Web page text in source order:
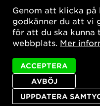
What Matter_s
Integritetspolicy
Cookie-inställningar
© 2026 Form/Design Center
Genom att klicka
godkänner du att vi
för att du ska
webbplats. Mer
UPPDATERA
AVBÖJ
ACCEPTERA